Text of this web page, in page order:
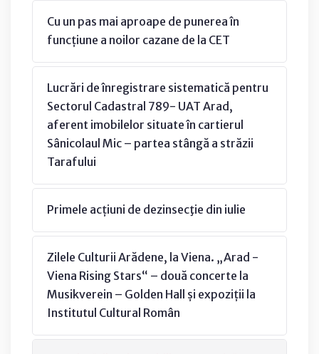
Cu un pas mai aproape de punerea în
funcțiune a noilor cazane de la CET
Lucrări de înregistrare sistematică pentru
Sectorul Cadastral 789- UAT Arad,
aferent imobilelor situate în cartierul
Sânicolaul Mic – partea stângă a străzii
Tarafului
Primele acțiuni de dezinsecţie din iulie
Zilele Culturii Arădene, la Viena. „Arad -
Viena Rising Stars“ – două concerte la
Musikverein – Golden Hall și expoziții la
Institutul Cultural Român